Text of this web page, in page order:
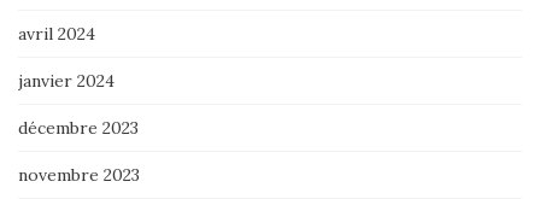
avril 2024
janvier 2024
décembre 2023
novembre 2023